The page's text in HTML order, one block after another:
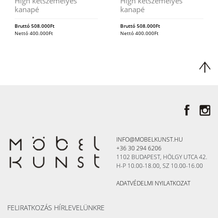
kanapé
Bruttó 508.000Ft
Nettó 400.000Ft
kanapé
Bruttó508.000Ft
Nettó400.000Ft
INFO@MOBELKUNST.HU
+36 30 294 6206
1102 BUDAPEST, HÖLGY UTCA 42.
H-P 10.00-18.00, SZ 10.00-16.00
ADATVÉDELMI NYILATKOZAT
FELIRATKOZÁS HÍRLEVELÜNKRE